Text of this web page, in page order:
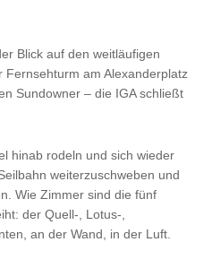
Blick auf den weitläufigen
am Alexanderplatz
Sundowner – die IGA schließt
hinab rodeln und sich wieder
weiterzuschweben und
Wie Zimmer sind die fünf
der Quell-, Lotus-,
an der Wand, in der Luft.